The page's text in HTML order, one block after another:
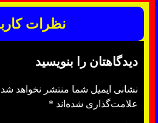
نظرات
دیدگاهتان را بنویسید
نشانی ایمیل شما منتشر نخواهد
علامت‌گذاری شده‌اند *